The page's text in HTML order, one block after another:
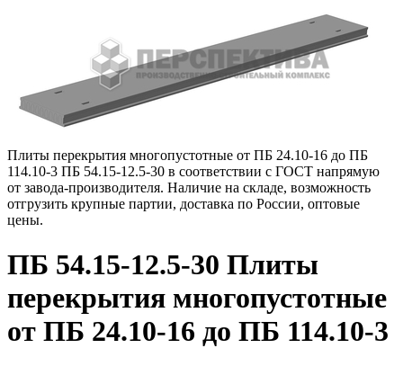
Плиты перекрытия многопустотные от ПБ 24.10-16 до ПБ
114.10-3 ПБ 54.15-12.5-30 в соответствии с ГОСТ напрямую
от завода-производителя. Наличие на складе, возможность
отгрузить крупные партии, доставка по России, оптовые
цены.
ПБ 54.15-12.5-30 Плиты
перекрытия многопустотные
от ПБ 24.10-16 до ПБ 114.10-3